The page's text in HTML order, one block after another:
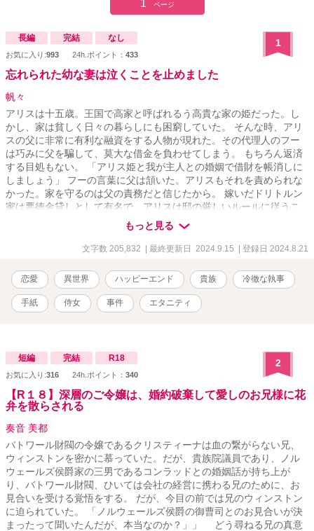
1 ページ
長編 完結 なし
お気に入り:993 24h.ポイント： 433
1
忘れられた幼な妻は泣くことを止めました
帆々
アリスは十五歳。王国で高家と呼ばれるう高貴な家の姫だった。し
かし、家は貧しく日々の暮らしにも困窮していた。 そんな時、アリ
スの父に非常に有利な融資をする人物が現れた。その代理人のフー
は巧みに父を騙して、莫大な借金を負わせてしまう。 もちろん返済
する目処もない。 「アリス姫と我が主人との婚姻で借財を帳消しに
しましょう」 フーの言葉に父は頷いた。アリスもそれを責められな
かった。家を守るのは父の責務だと信じたから。 嫁いだドリトルン
家は悪徳金貸しとして有名で、アリスは邸の厳しいルールに従うこ
とになる。フーは彼女を監視し自由を許さない。そんな中、夫の愛
人が邸に迎え入れることを知る。彼女は庭の隅の離れ住まいを強い
られているのに。アリスは嘆き悲しむが、フーに強く諌められてう
くないお暮らしも保証しましょう」 そういう経緯を仲良しのはとこ
に打ち明けた。晩餐に招かれ、久しぶりに心の落ち着く時間を過ご
した。その席にははとこ夫妻の友人のロエルもいて、彼女に彼の掘
った珍しい鉱石を見せてくれた。しかし迎えに現れたフーが、和や
ルに縛られ、アリスは外出もままならない。 それから五年の月日が
流れ、ひょんなことからロエルに再会することになった。金髪の端
正な紳士の彼は、彼女に問いかけた。 「お幸せですか？」 アリスは
それに答えられずにそのまま別れた。しかし、その言葉が彼の優し
かった印象と共に尾を引いて、彼女の中に残っていく＿＿＿＿＿＿
ラブストーリーです。 古風な恋愛物語をお好きな方にお読みいただ
けますと幸いです。 ハッピーエンドを心がけております。読後感の
いい物語を努めます。 ※小説家になろう様にも投稿させていただい
ております。
もっと見る
文字数 205,832 | 最終更新日 2024.9.15 | 登録日 2024.8.21
恋愛 異世界 ハッピーエンド 貴族 冷徹な執事
手紙 侍女 事件 エタニティ
短編 完結 R18
お気に入り:316 24h.ポイント： 340
2
【R１８】深層のご令嬢は、婚約破棄して愛しのお兄様に花
弁を散らされる
奏音 美都
バトワール財閥の令嬢であるクリスティーナは血の繋がらない兄、
ウィンストンを密かに慕っていた。だが、貴族院議員であり、ノル
ウェールズ侯爵家の三男であるコンラッドとの婚姻話が持ち上が
り、バトワール財閥、ひいては会社の経営に携わる兄のために、お
見合いを受ける覚悟をする。 だが、今目の前では兄のウィンストン
に迫られていた。 「ノルウェールズ侯爵の御曹司とのお見合いが決
まったって聞いたんだが、本当なのか？」」 どう尋ねる兄の真意